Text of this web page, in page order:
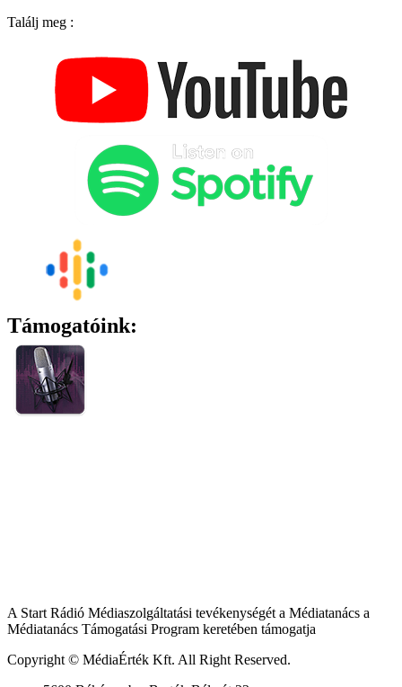
Találj meg :
Támogatóink:
A Start Rádió Médiaszolgáltatási tevékenységét a Médiatanács a
Médiatanács Támogatási Program keretében támogatja
Copyright © MédiaÉrték Kft. All Right Reserved.